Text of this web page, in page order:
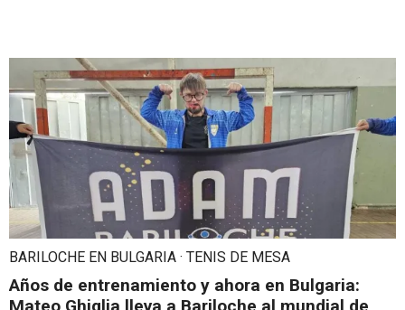
BARILOCHE EN BULGARIA · TENIS DE MESA
Años de entrenamiento y ahora en Bulgaria:
Mateo Ghiglia lleva a Bariloche al mundial de